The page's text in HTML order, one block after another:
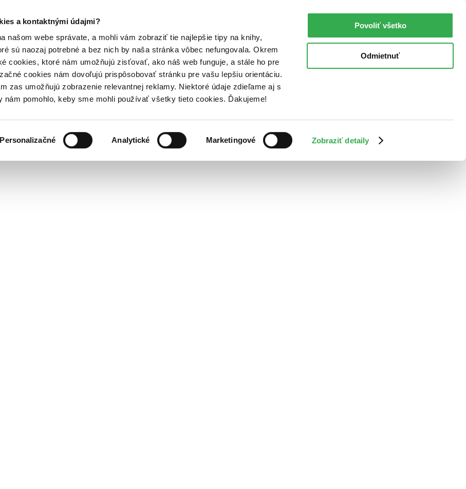
a kontaktnými údajmi?
našom webe správate, a mohli vám zobraziť tie najlepšie tipy na knihy,
sú naozaj potrebné a bez nich by naša stránka vôbec nefungovala. Okrem
cookies, ktoré nám umožňujú zisťovať, ako náš web funguje, a stále ho pre
cookies nám dovoľujú prispôsobovať stránku pre vašu lepšiu orientáciu.
zas umožňujú zobrazenie relevantnej reklamy. Niektoré údaje zdieľame aj s
nám pomohlo, keby sme mohli používať všetky tieto cookies. Ďakujeme!
Personalizačné Analytické Marketingové Zobraziť detaily
Povoliť všetko
Odmietnuť